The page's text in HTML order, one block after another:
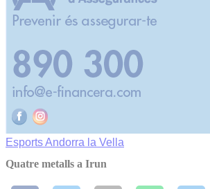
EsportsAndorra la Vella
Quatre metalls a Irun